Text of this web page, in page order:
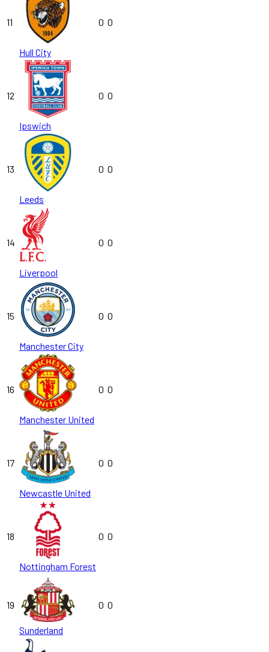
11
Hull City
0 0
12
Ipswich
0 0
13
Leeds
0 0
14
Liverpool
0 0
15
Manchester City
0 0
16
Manchester United
0 0
17
Newcastle United
0 0
18
Nottingham Forest
0 0
19
Sunderland
0 0